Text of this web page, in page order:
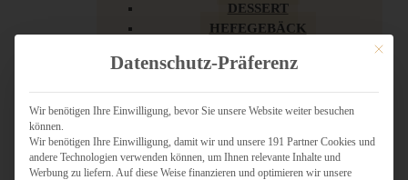
DESSERT
HEFEGEBÄCK
KUCHEN
LOW CARB & GESÜNDER
MY AMERICAN BAKERY
SCHOKOLADIGES
SÜSSES HAUPTGERICHT
Mit
Datenschutz-Präferenz
Wir benötigen Ihre Einwilligung, bevor Sie unsere Website weiter besuchen
können.
Wir benötigen Ihre Einwilligung, damit wir und unsere 191 Partner Cookies und
andere Technologien verwenden können, um Ihnen relevante Inhalte und
Werbung zu liefern. Auf diese Weise finanzieren und optimieren wir unsere